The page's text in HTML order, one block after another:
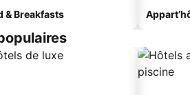
& Breakfasts